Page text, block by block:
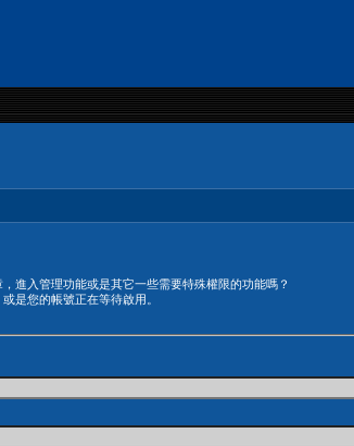
進入管理功能或是其它一些需要特殊權限的功能嗎？
是您的帳號正在等待啟用。